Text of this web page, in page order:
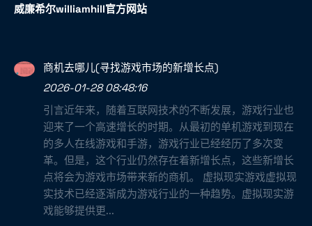
威廉希尔williamhill官方网站
商机去哪儿(寻找游戏市场的新增长点)
2026-01-28 08:48:16
引言近年来，随着互联网技术的不断发展，游戏行业也
迎来了一个高速增长的时期。从最初的单机游戏到现在
的多人在线游戏和手游，游戏行业已经经历了多次变
革。但是，这个行业仍然存在着新增长点，这些新增长
点将会为游戏市场带来新的商机。 虚拟现实游戏虚拟现
实技术已经逐渐成为游戏行业的一种趋势。虚拟现实游
戏能够提供更...